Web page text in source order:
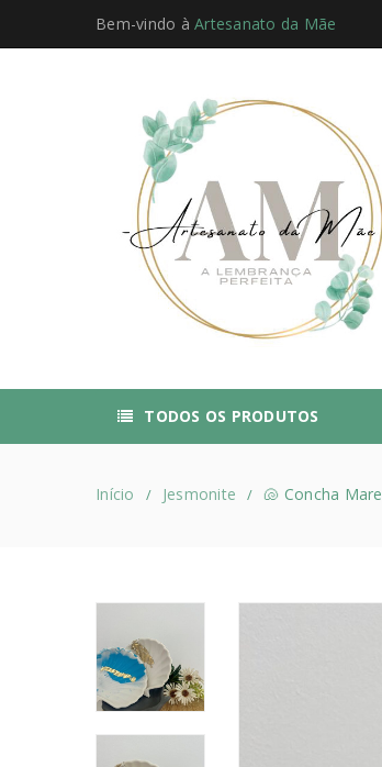
Bem-vindo à Artesanato da Mãe
TODOS OS PRODUTOS
Início / Jesmonite / 🐚 Concha Mare